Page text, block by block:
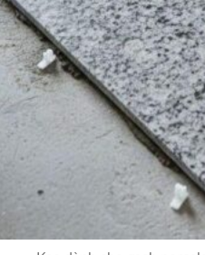
1, Khu tập thể công an
16TM3B-9 (Số 16,
Sao Biển, Vinhomes